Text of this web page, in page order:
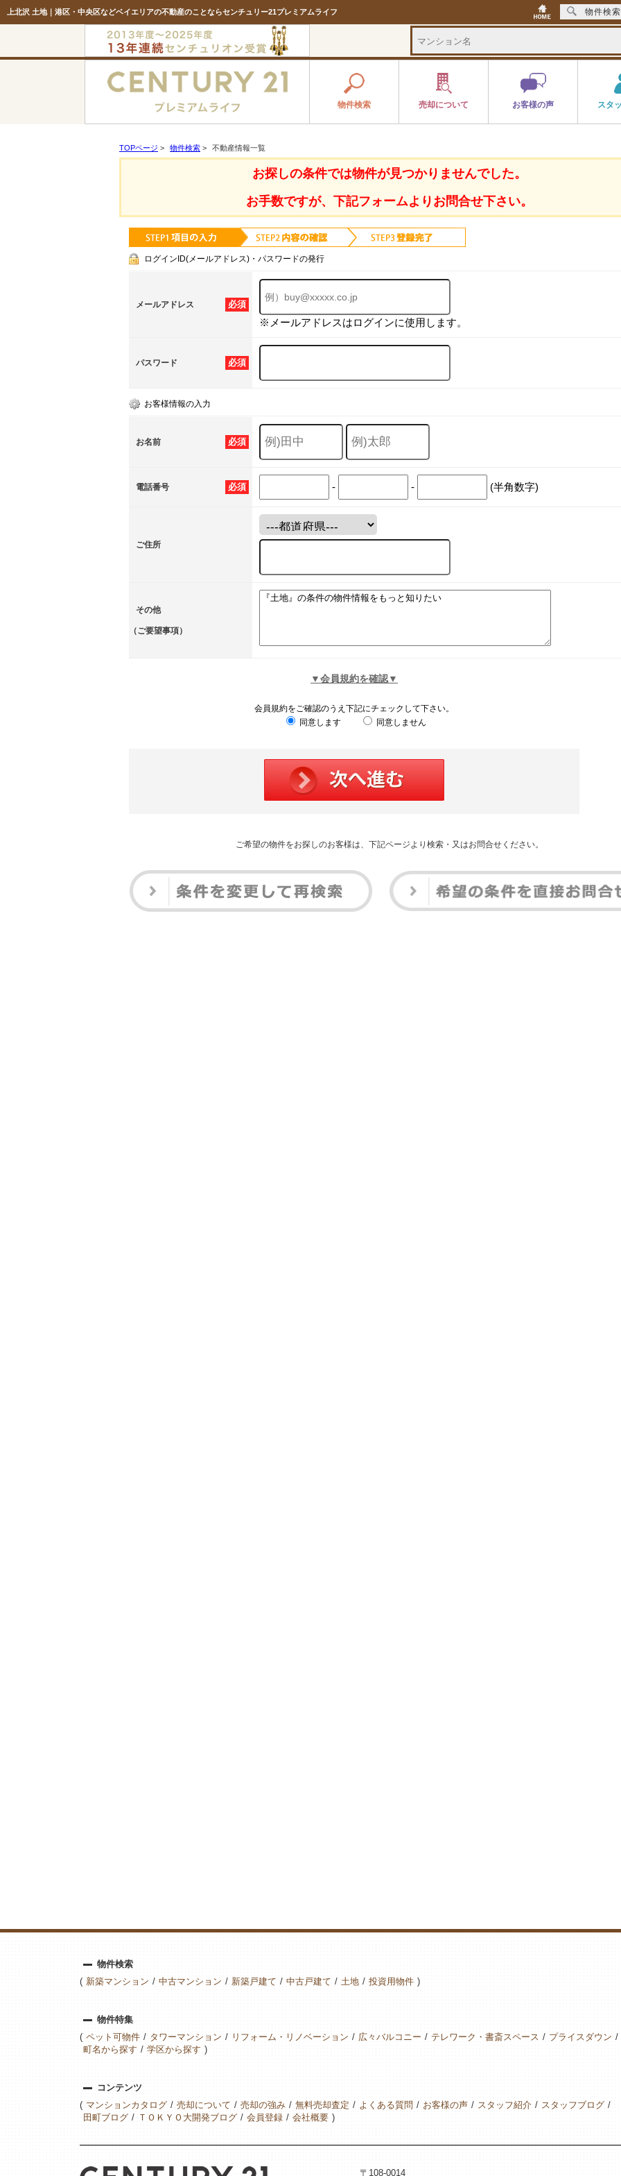
上北沢 土地｜港区・中央区などベイエリアの不動産のことならセンチュリー21プレミアムライフ
物件検索 売却について お客様の声 スタ
TOPページ > 物件検索 > 不動産情報一覧
お探しの条件では物件が見つかりませんでした。
お手数ですが、下記フォームよりお問合せ下さい。
ログインID(メールアドレス)・パスワードの発行
必須
メールアドレス
※メールアドレスはログインに使用します。
必須
パスワード
お客様情報の入力
必須
お名前
必須
電話番号 - - (半角数字)
ご住所
その他
（ご要望事項）
▼会員規約を確認▼
会員規約をご確認のうえ下記にチェックして下さい。
同意します
同意しません
ご希望の物件をお探しのお客様は、下記ページより検索・又はお問合せください。
物件検索
新築マンション
中古マンション 新築戸建て 中古戸建て 土地 投資用物件
物件特集
ペット可物件
タワーマンション リフォーム・リノベーション 広々バルコニー テレワーク・書斎スペース
プライスダウン
町名から探す
学区から探す
コンテンツ
マンションカタログ
売却について 売却の強み 無料売却査定 よくある質問 お客様の声 スタッフ紹介
スタッフブログ
田町ブログ
ＴＯＫＹＯ大開発ブログ 会員登録 会社概要
〒108-0014
物件検索